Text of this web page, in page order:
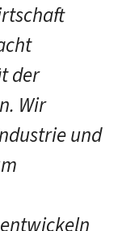
der
Wir
und